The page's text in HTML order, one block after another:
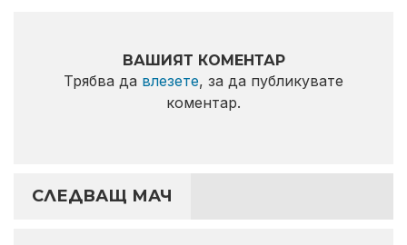
ВАШИЯТ КОМЕНТАР
Трябва да влезете, за да публикувате
коментар.
СЛЕДВАЩ МАЧ